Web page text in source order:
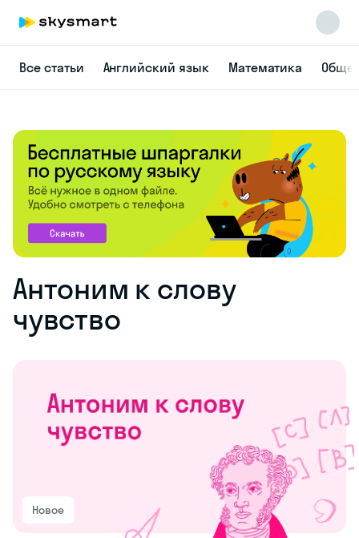
Все статьи Английский язык Математика
Антоним к слову
чувство
Новое